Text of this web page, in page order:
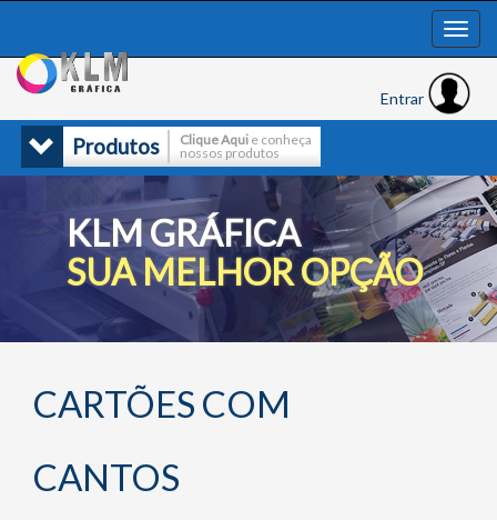
Entrar
Produtos Clique Aqui e conheça
nossos produtos
KLM GRÁFICA
SUA MELHOR OPÇÃO
CARTÕES COM
CANTOS